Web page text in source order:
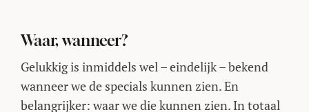
Waar, wanneer?
Gelukkig is inmiddels wel – eindelijk – bekend
wanneer we de specials kunnen zien. En
belangrijker: waar we die kunnen zien. In totaal